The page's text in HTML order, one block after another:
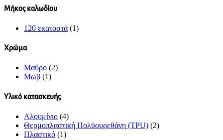
Μήκος καλωδίου
120 εκατοστά (1)
Χρώμα
Μαύρο (2)
Μωβ (1)
Υλικό κατασκευής
Αλουμίνιο (4)
Θερμοπλαστική Πολϋουρεθάνη (TPU) (2)
Πλαστικό (1)